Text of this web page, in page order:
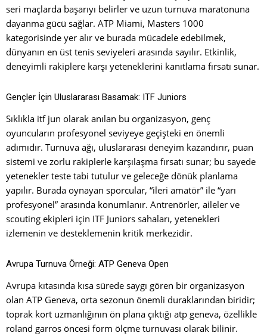
seri maçlarda başarıyı belirler ve uzun turnuva maratonuna
dayanma gücü sağlar. ATP Miami, Masters 1000
kategorisinde yer alır ve burada mücadele edebilmek,
dünyanın en üst tenis seviyeleri arasında sayılır. Etkinlik,
deneyimli rakiplere karşı yeteneklerini kanıtlama fırsatı sunar.
Gençler İçin Uluslararası Basamak: ITF Juniors
Sıklıkla itf jun olarak anılan bu organizasyon, genç
oyuncuların profesyonel seviyeye geçişteki en önemli
adımıdır. Turnuva ağı, uluslararası deneyim kazandırır, puan
sistemi ve zorlu rakiplerle karşılaşma fırsatı sunar; bu sayede
yetenekler teste tabi tutulur ve geleceğe dönük planlama
yapılır. Burada oynayan sporcular, “ileri amatör” ile “yarı
profesyonel” arasında konumlanır. Antrenörler, aileler ve
scouting ekipleri için ITF Juniors sahaları, yetenekleri
izlemenin ve desteklemenin kritik merkezidir.
Avrupa Turnuva Örneği: ATP Geneva Open
Avrupa kıtasında kısa sürede saygı gören bir organizasyon
olan ATP Geneva, orta sezonun önemli duraklarından biridir;
toprak kort uzmanlığının ön plana çıktığı atp geneva, özellikle
roland garros öncesi form ölçme turnuvası olarak bilinir.